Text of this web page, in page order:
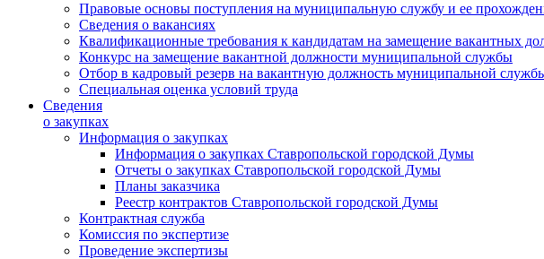
Правовые основы поступления на муниципальную службу и ее
Сведения о вакансиях
Квалификационные требования к кандидатам на замещение вакантных
Конкурс на замещение вакантной должности муниципальной службы
Отбор в кадровый резерв на вакантную должность муниципальной
Специальная оценка условий труда
Сведения
о закупках
Информация о закупках
Информация о закупках Ставропольской городской Думы
Отчеты о закупках Ставропольской городской Думы
Планы заказчика
Реестр контрактов Ставропольской городской Думы
Контрактная служба
Комиссия по экспертизе
Проведение экспертизы